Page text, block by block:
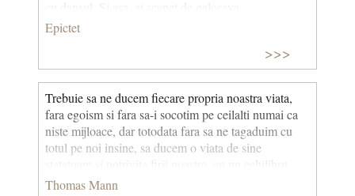
Epictet
>>>
Trebuie sa ne ducem fiecare propria noastra viata,
fara egoism si fara sa-i socotim pe ceilalti numai ca
niste mijloace, dar totodata fara sa ne tagaduim cu
totul pe noi insine, sa ducem o viata de sine
statatoare si potrivita firii noastre, cu un echilibru
rational intre indatoririle fata de altii si indatoririle
Thomas Mann